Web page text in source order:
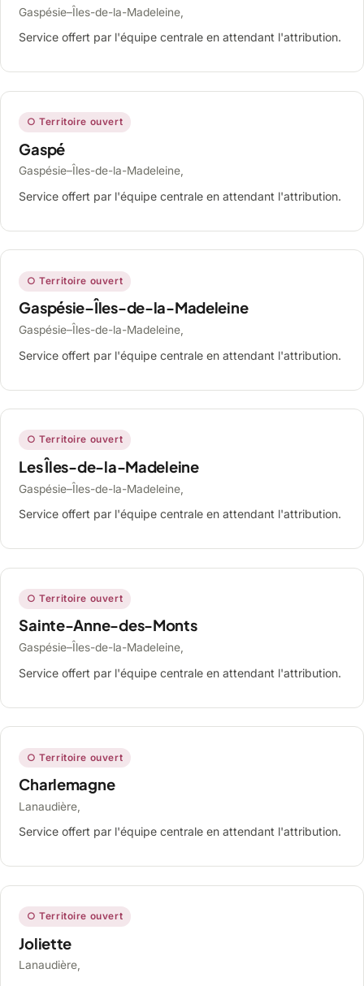
Gaspésie–Îles-de-la-Madeleine,
Service offert par l'équipe centrale en attendant l'attribution.
○ Territoire ouvert
Gaspé
Gaspésie–Îles-de-la-Madeleine,
Service offert par l'équipe centrale en attendant l'attribution.
○ Territoire ouvert
Gaspésie–Îles-de-la-Madeleine
Gaspésie–Îles-de-la-Madeleine,
Service offert par l'équipe centrale en attendant l'attribution.
○ Territoire ouvert
Les Îles-de-la-Madeleine
Gaspésie–Îles-de-la-Madeleine,
Service offert par l'équipe centrale en attendant l'attribution.
○ Territoire ouvert
Sainte-Anne-des-Monts
Gaspésie–Îles-de-la-Madeleine,
Service offert par l'équipe centrale en attendant l'attribution.
○ Territoire ouvert
Charlemagne
Lanaudière,
Service offert par l'équipe centrale en attendant l'attribution.
○ Territoire ouvert
Joliette
Lanaudière,